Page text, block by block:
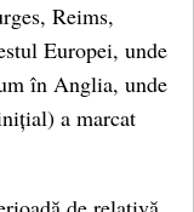
Reims,
Europei, unde
în Anglia, unde
a marcat